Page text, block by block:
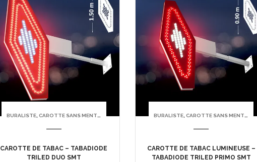
BURALISTE, CAROTTE SANS MENTION TABAC
CAROTTE DE TABAC – TABADIODE
TRILED DUO SMT
BURALISTE,CAROTTE SANS MENTION TABAC
CAROTTE DE TABAC LUMINEUSE –
TABADIODE TRILED PRIMO SMT